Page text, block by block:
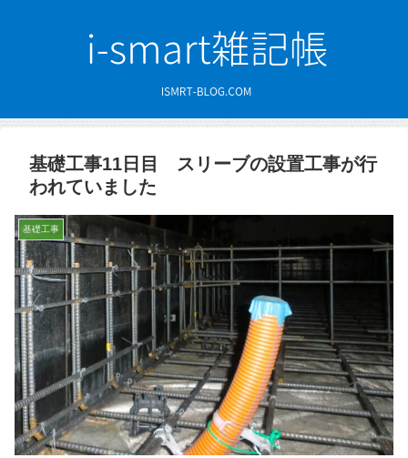
基礎工事11日目 スリーブの設置工事が行
われていました
基礎工事